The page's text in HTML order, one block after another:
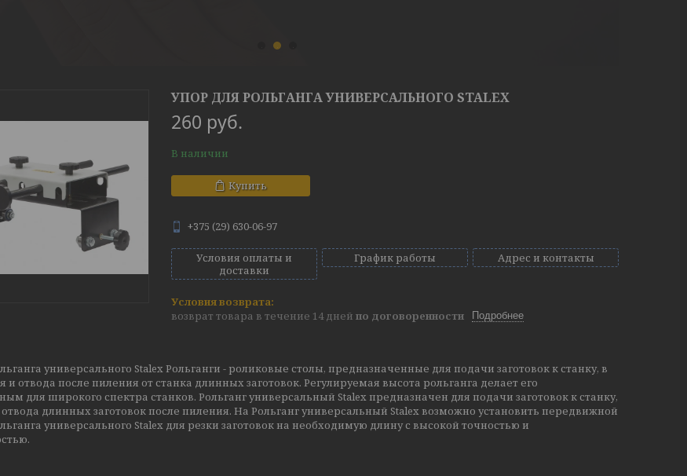
УПОР ДЛЯ РОЛЬГАНГА УНИВЕРСАЛЬНОГО STALEX
260 руб.
В наличии
Купить
+375 (29) 630-06-97
Условия оплаты и
доставки
График работы Адрес и контакты
возврат товара в течение 14 дней по договоренности Подробнее
универсального Stalex Рольганги - роликовые столы, предназначенные для подачи заготовок к станку, в
и отвода после пиления от станка длинных заготовок. Регулируемая высота рольганга делает его
для широкого спектра станков. Рольганг универсальный Stalex предназначен для подачи заготовок к станку,
длинных заготовок после пиления. На Рольганг универсальный Stalex возможно установить передвижной
универсального Stalex для резки заготовок на необходимую длину с высокой точностью и